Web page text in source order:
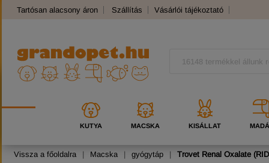
Tartósan alacsony áron Szállítás Vásárlói tájékoztató
KUTYA MACSKA KISÁLLAT
Vissza a főoldalra | Macska | gyógytáp | Trovet Renal Oxalate